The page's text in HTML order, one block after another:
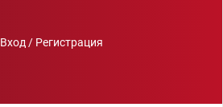
Вход / Регистрация